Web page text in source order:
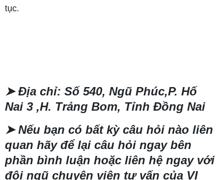
tục.
➤Địa chỉ: Số 540, Ngũ Phúc,P. Hố
Nai 3 ,H. Trảng Bom, Tỉnh Đồng Nai
➤Nếu bạn có bất kỳ câu hỏi nào liên
quan hãy để lại câu hỏi ngay bên
phần bình luận hoặc liên hệ ngay với
đội ngũ chuyên viên tư vấn của VI